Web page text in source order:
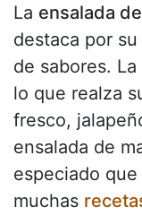
La ensalada
destaca por
de sabores.
lo que realza
fresco,
ensalada de
especiado
muchas